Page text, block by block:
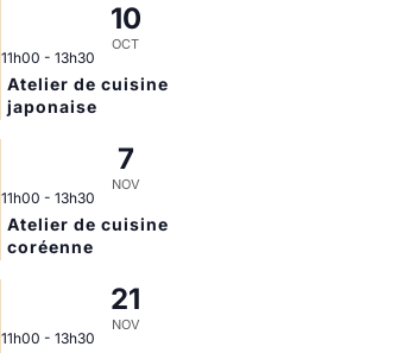
10
OCT
11h00 - 13h30
Atelier de cuisine
japonaise
7
NOV
11h00 - 13h30
Atelier de cuisine
coréenne
21
NOV
11h00 - 13h30